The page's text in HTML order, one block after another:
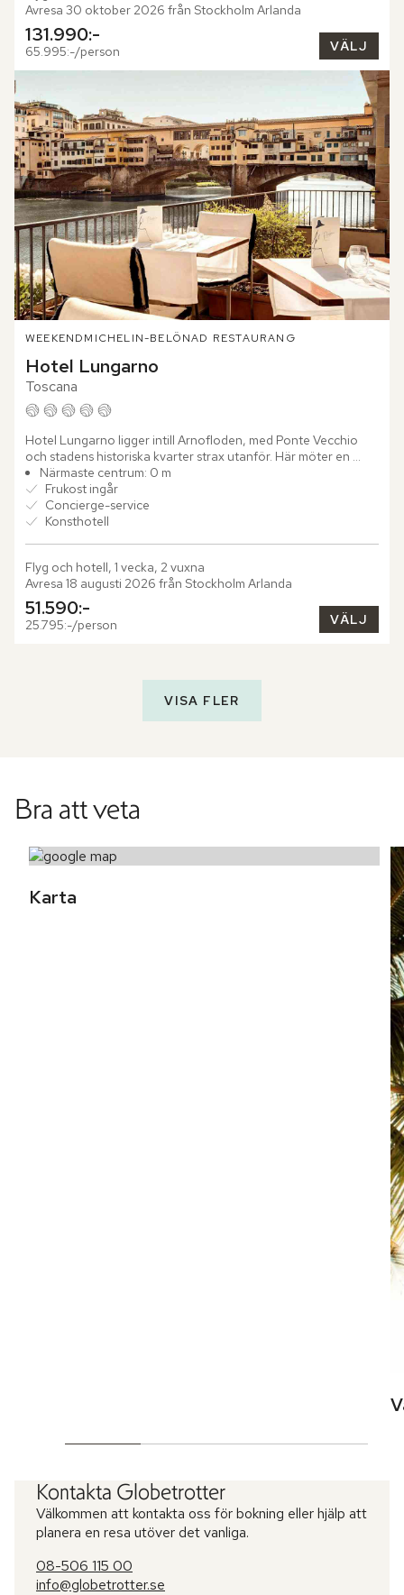
Avresa 30 oktober 2026 från Stockholm Arlanda
131.990:-
65.995:-/person VÄLJ
WEEKENDMICHELIN-BELÖNAD RESTAURANG
Hotel Lungarno
Toscana
Hotel Lungarno ligger intill Arnofloden, med Ponte Vecchio
och stadens historiska kvarter strax utanför. Här möter en
avslappnad färgpalett i blått, vitt och brunt en omfattande...
Närmaste centrum: 0 m
Frukost ingår
Concierge-service
Konsthotell
Flyg och hotell, 1 vecka, 2 vuxna
Avresa 18 augusti 2026 från Stockholm Arlanda
51.590:-
25.795:-/person VÄLJ
VISA FLER
Bra att veta
Kontakta Globetrotter
Välkommen att kontakta oss för bokning eller hjälp att
planera en resa utöver det vanliga.
08-506 115 00
info@globetrotter.se